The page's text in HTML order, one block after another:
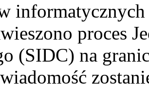
proces
(SIDC) na